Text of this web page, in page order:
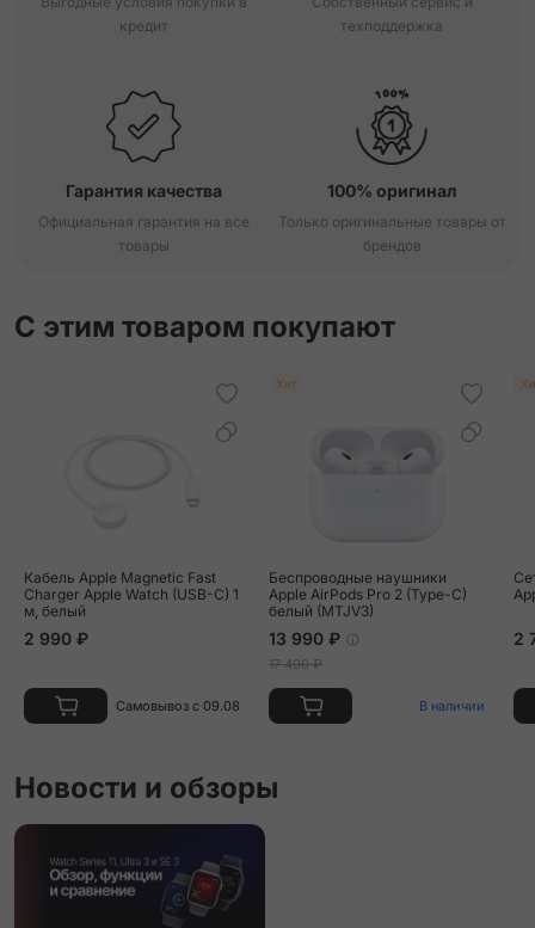
кредит
техподдержка
Гарантия качества
Официальная гарантия на все
товары
100% оригинал
Только оригинальные товары от
брендов
С этим товаром покупают
Кабель Apple Magnetic Fast
Charger Apple Watch (USB-C) 1
м, белый
2 990 ₽
Самовывоз с 09.08
Хит
Беспроводные наушники
Apple AirPods Pro 2 (Type-C)
белый (MTJV3)
13 990 ₽
17 490 ₽
В наличии
2
Новости и обзоры